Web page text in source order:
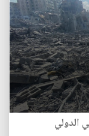
الدولي